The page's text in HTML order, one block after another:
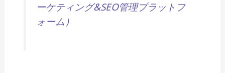
ーケティング&SEO管理プラットフ
ォーム）